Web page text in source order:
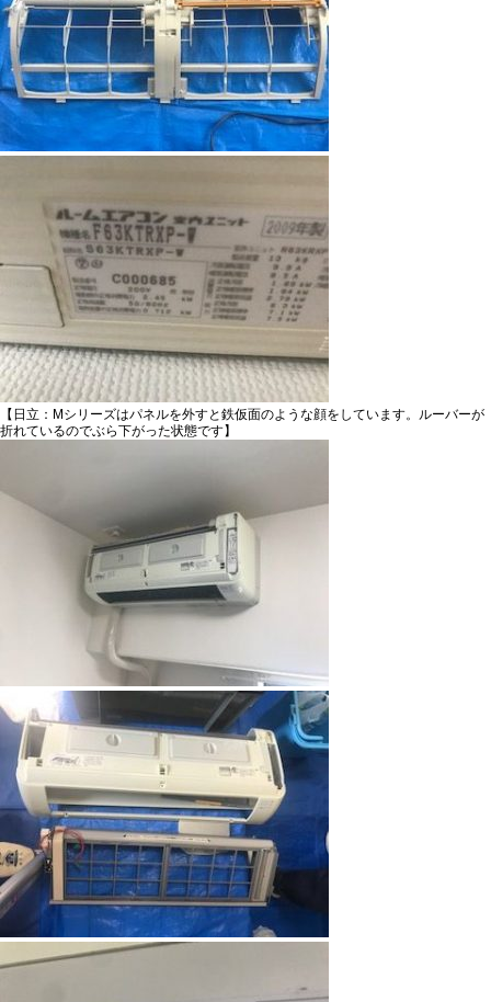
【日立：Mシリーズはパネルを外すと鉄仮面のような顔をしています。ルーバーが
折れているのでぶら下がった状態です】